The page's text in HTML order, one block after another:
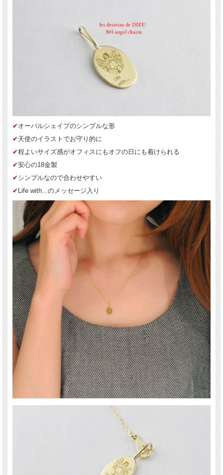
✔︎オーバルシェイプのシンプルな形
✔︎天使のイラストでお守り的に
✔︎程よいサイズ感がオフィスにもオフの日にも着けられる
✔︎安心の18金製
✔︎シンプルなので合わせやすい
✔︎ Life with...のメッセージ入り